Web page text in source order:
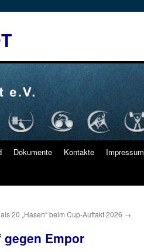
Dokumente Kontakte Impressum
20 „Hasen“ beim Cup-Auftakt 2026 →
Empor